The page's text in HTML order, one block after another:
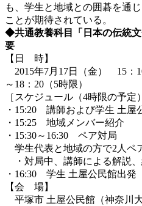
も、学生と地域との囲碁を通
ことが期待されている。
◆共通教養科目「日本の伝統
要
【日 時】
2015年7月17日（金） 15：
～18：20（5時限）
［スケジュール（4時限の予定
・15:20 講師および学生 土屋
・15:25 地域メンバー紹介
・15:30～16:30 ペア対局
学生代表と地域の方で2人ペ
・対局中、講師による解説
・16:30 学生 土屋公民館出発
【会 場】
平塚市 土屋公民館（神奈川